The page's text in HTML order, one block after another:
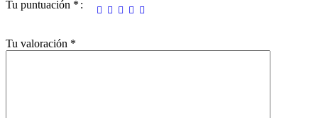
Tu puntuación *
Tu valoración *